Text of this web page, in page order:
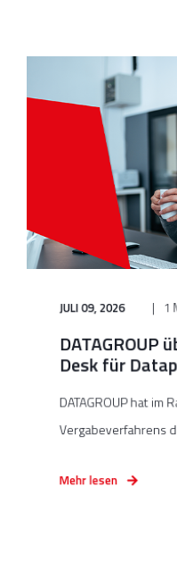
JULI 09, 2026 1
DATAGROUP
Desk für
DATAGROUP hat im
Vergabeverfahrens
Mehr lesen